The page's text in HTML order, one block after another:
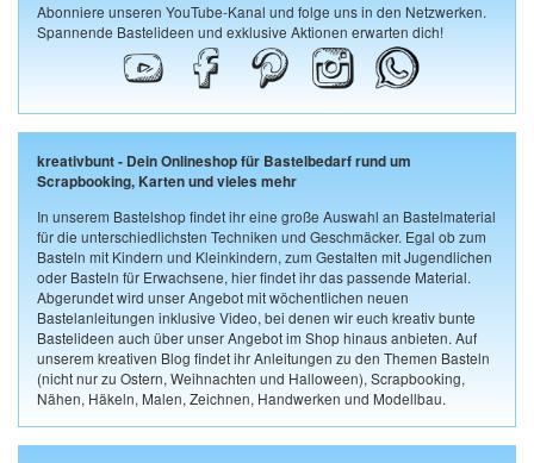
Abonniere unseren YouTube-Kanal und folge uns in den Netzwerken.
Spannende Bastelideen und exklusive Aktionen erwarten dich!
kreativbunt - Dein Onlineshop für Bastelbedarf rund um
Scrapbooking, Karten und vieles mehr
In unserem Bastelshop findet ihr eine große Auswahl an Bastelmaterial
für die unterschiedlichsten Techniken und Geschmäcker. Egal ob zum
Basteln mit Kindern und Kleinkindern, zum Gestalten mit Jugendlichen
oder Basteln für Erwachsene, hier findet ihr das passende Material.
Abgerundet wird unser Angebot mit wöchentlichen neuen
Bastelanleitungen inklusive Video, bei denen wir euch kreativ bunte
Bastelideen auch über unser Angebot im Shop hinaus anbieten. Auf
unserem kreativen Blog findet ihr Anleitungen zu den Themen Basteln
(nicht nur zu Ostern, Weihnachten und Halloween), Scrapbooking,
Nähen, Häkeln, Malen, Zeichnen, Handwerken und Modellbau.